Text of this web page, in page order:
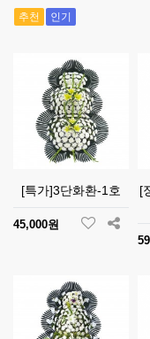
추천 인기
[특가]3단화환-1호
45,000원
[